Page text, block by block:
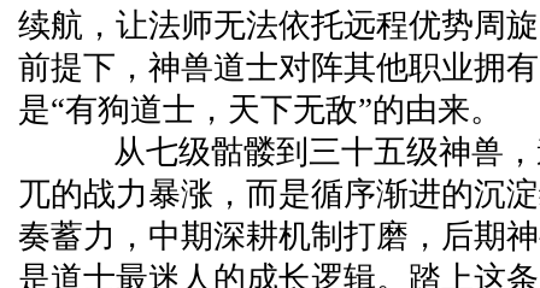
续航，让法师无法依托远程优势周
前提下，神兽道士对阵其他职业拥
是“有狗道士，天下无敌”的由来。
从七级骷髅到三十五级神兽，
兀的战力暴涨，而是循序渐进的沉
奏蓄力，中期深耕机制打磨，后期
是道士最迷人的成长逻辑。踏上这